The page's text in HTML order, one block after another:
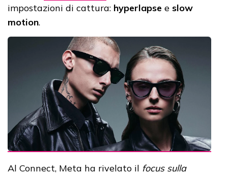
impostazioni di cattura: hyperlapse e slow
motion.
Al Connect, Meta ha rivelato il focus sulla